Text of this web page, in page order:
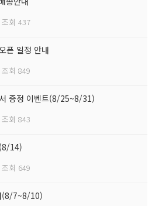
조회 437
픈 일정 안내
조회 849
증정 이벤트(8/25~8/31)
조회 843
14)
조회 649
(8/7~8/10)